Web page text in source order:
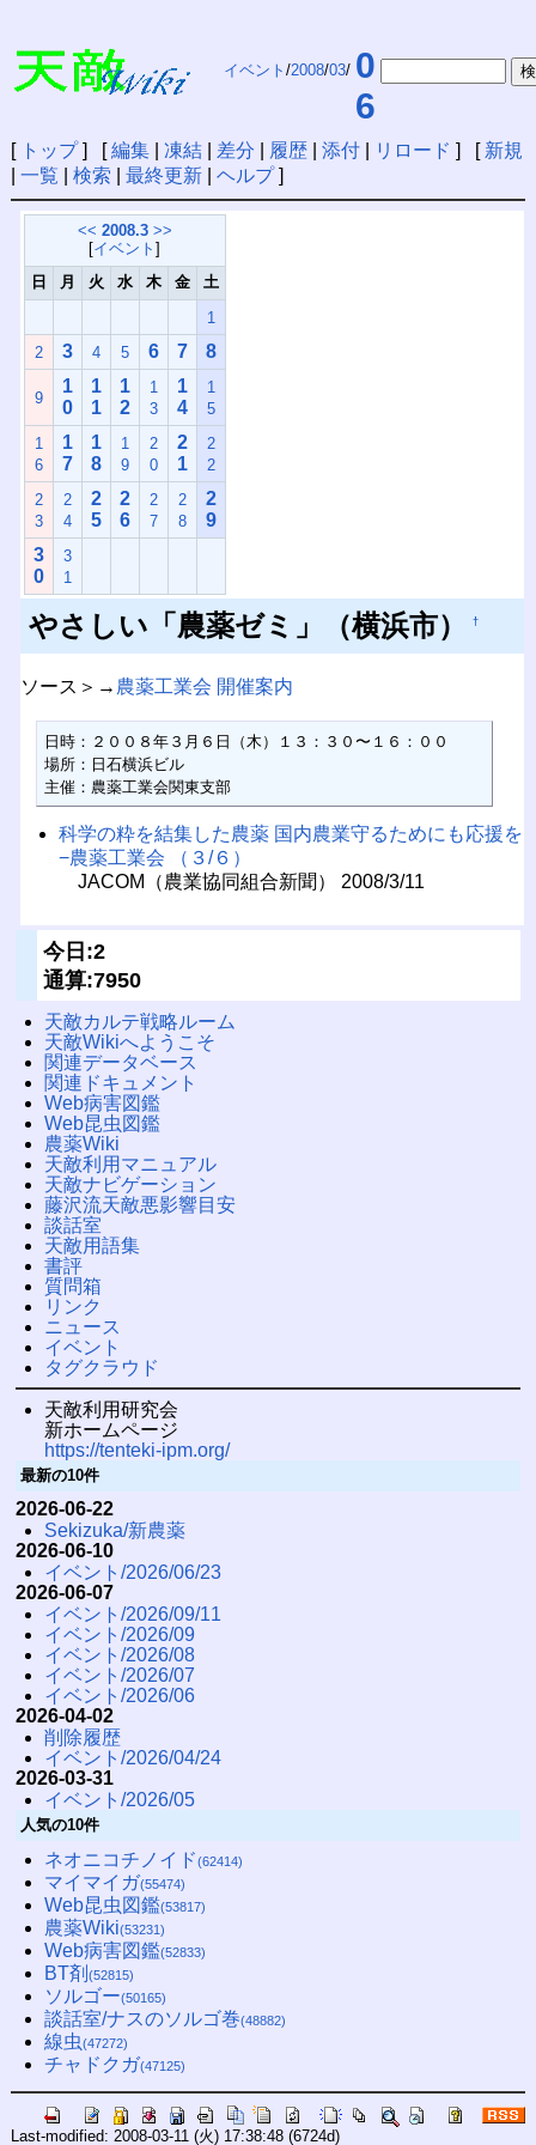
イベント /2008/03/ 0
6
[ トップ] [編集| 凍結| 差分 履歴| 添付| リロード ] [ 新規
一覧 検索 最終更新| ヘルプ]
<< 2008.3 >>
[イベント]
日
月 火 水 木 金
土
1
2
3 4 5 6 7 8
9
1
0
1
1
1
2
1
3
1
4
1
5
1
6
1
7
1
8
1
9
2
0
2
1
2
2
2
3
2
4
2
5
2
6
2
7
2
8
2
9
3
0
3
1
やさしい「農薬ゼミ」（横浜市） †
ソース＞→ 農薬工業会 開催案内
日時：２００８年３月６日（木）１３：３０〜１６：００
場所：日石横浜ビル
主催：農薬工業会関東支部
科学の粋を結集した農薬 国内農業守るためにも応援を
−農薬工業会 （３/６）
JACOM（農業協同組合新聞） 2008/3/11
今日:2
通算:7950
天敵カルテ戦略ルーム
天敵Wikiへようこそ
関連データベース
関連ドキュメント
Web病害図鑑
Web昆虫図鑑
農薬Wiki
天敵利用マニュアル
天敵ナビゲーション
藤沢流天敵悪影響目安
談話室
天敵用語集
書評
質問箱
リンク
ニュース
イベント
タグクラウド
天敵利用研究会
新ホームページ
https://tenteki-ipm.org/
最新の10件
2026-06-22
Sekizuka/新農薬
2026-06-10
イベント/2026/06/23
2026-06-07
イベント/2026/09/11
イベント/2026/09
イベント/2026/08
イベント/2026/07
イベント/2026/06
2026-04-02
削除履歴
イベント/2026/04/24
2026-03-31
イベント/2026/05
人気の10件
ネオニコチノイド(62414)
マイマイガ(55474)
Web昆虫図鑑(53817)
農薬Wiki(53231)
Web病害図鑑(52833)
BT剤 (52815)
ソルゴー(50165)
談話室/ナスのソルゴ巻(48882)
線虫(47272)
チャドクガ(47125)
Last-modified: 2008-03-11 (火) 17:38:48(6724d)